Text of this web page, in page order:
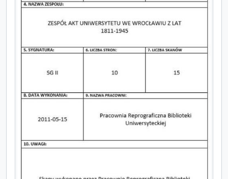
[Jednostka] S_17 - Protokoły posiedzeń senatu Uniwersytetu Wrocławskiego, 21.02.1925 - 16.07.1932
[Jednostka] S_18 - Protokoły posiedzeń senatu Uniwersytetu Wrocławskiego, 14.10.1932 - 20.12.1944
[Jednostka] S_20 - Chronik und Statistik der Königlichen Universität zu Breslau von Bernhard Nadbyl, 3.08.1861
[Jednostka] S_22 - Chronik der Königlichen Universität zu Breslau, 1.04.1899 - 31.03.1900
[Jednostka] S_23 - Chronik der Königlichen Universität zu Breslau, 1.04.1904 - 31.03.1905
[Jednostka] S_24 - Chronik der Königlichen Universität zu Breslau, 1.04.1905 - 31.03.1909
[Jednostka] S_26 - Chronik der Königlichen Universität zu Breslau, 1.04.1915 - 31.03.1916